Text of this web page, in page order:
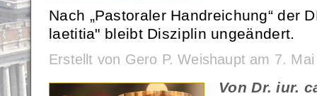
Nach „Pastoraler Handreichung“ der
laetitia" bleibt Disziplin ungeändert.
Erstellt von Gero P. Weishaupt am 7.
Von Dr. iur.